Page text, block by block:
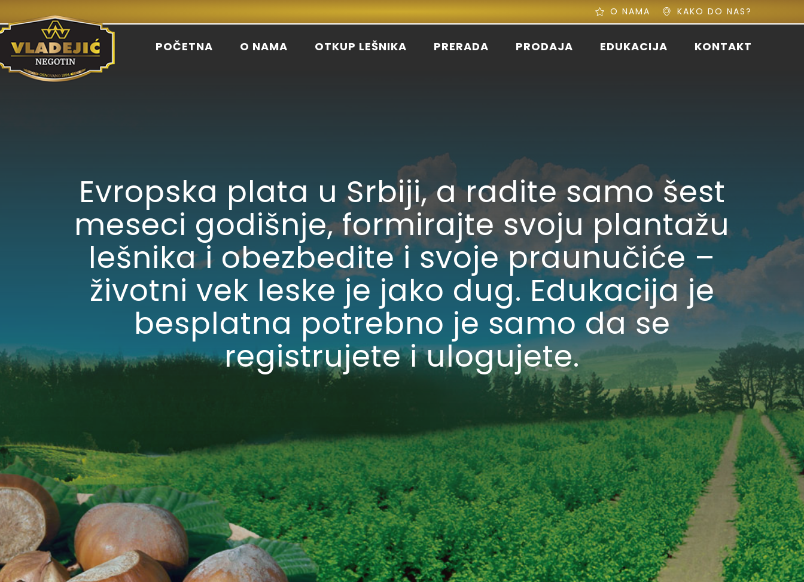
KAKO DO NAS?
O NAMA
POČETNA O NAMA OTKUP LEŠNIKA PRERADA PRODAJA EDUKACIJA KONTAKT
Evropska plata u Srbiji, a radite samo šest
meseci godišnje, formirajte svoju plantažu
lešnika i obezbedite i svoje praunučiće –
životni vek leske je jako dug. Edukacija je
besplatna potrebno je samo da se
registrujete i ulogujete.